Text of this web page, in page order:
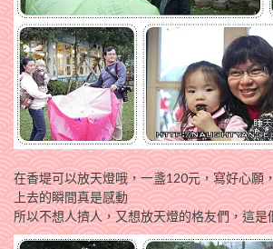
在香堤可以放天燈哦，一盞120元，寫好心願
上去的瞬間真是感動
所以不想人擠人，又想放天燈的格友們，這